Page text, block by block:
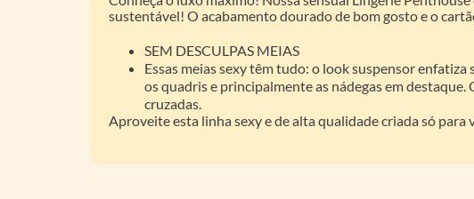
sustentável! O acabamento dourado de bom gosto e o
SEM DESCULPAS MEIAS
Essas meias sexy têm tudo: o look suspensor
os quadris e principalmente as nádegas em
cruzadas.
Aproveite esta linha sexy e de alta qualidade criada só